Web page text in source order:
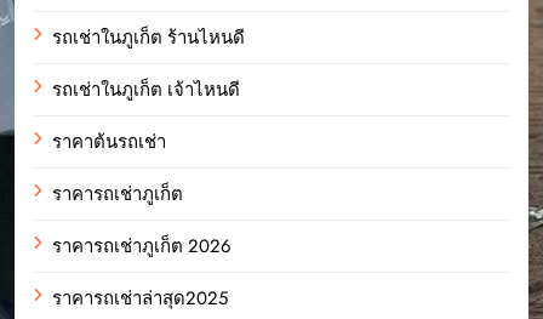
รถเช่าในภูเก็ต ร้านไหนดี
รถเช่าในภูเก็ต เจ้าไหนดี
ราคาต้นรถเช่า
ราคารถเช่าภูเก็ต
ราคารถเช่าภูเก็ต 2026
ราคารถเช่าล่าสุด2025